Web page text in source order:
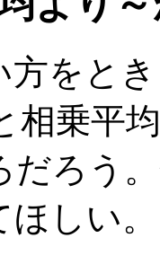
をとき
相乗平
だろう
しい。